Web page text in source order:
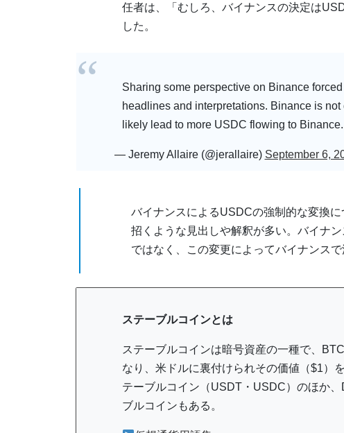
任者は、「むしろ、バイナンスの決定は
した。
Sharing some perspective on Binance
headlines and interpretations. Binance is
likely lead to more USDC flowing to Binance.
— Jeremy Allaire (@jerallaire) September 6,
バイナンスによるUSDCの強制的な変換
招くような見出しや解釈が多い。バイナ
ではなく、この変更によってバイナンス
ステーブルコインとは
ステーブルコインは暗号資産の一種で、
なり、米ドルに裏付けられその価値（$1）
テーブルコイン（USDT・USDC）のほか
ブルコインもある。